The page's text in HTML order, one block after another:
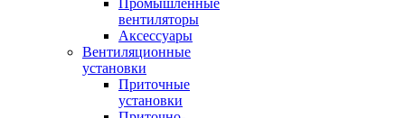
Промышленные
вентиляторы
Аксессуары
Вентиляционные
установки
Приточные
установки